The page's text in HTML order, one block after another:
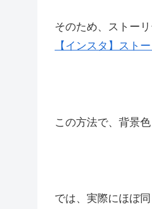
そのため、ストー
【インスタ】スト
この方法で、背景
では、実際にほぼ